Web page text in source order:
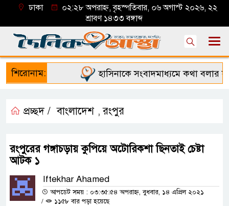
ঢাকা
০২:২৮ অপরাহ্ন, বৃহস্পতিবার, ০৬ অগাস্ট ২০২৬, ২২
শ্রাবণ ১৪৩৩ বঙ্গাব্দ
শিরোনাম: হাসিনাকে সংবাদমাধ্যমে কথা বলার
প্রচ্ছদ / বাংলাদেশ ,রংপুর
রংপুরের গঙ্গাচড়ায় কুপিয়ে অটোরিকশা ছিনতাই চেষ্টা
আটক ১
Iftekhar Ahamed
আপডেট সময় : ০৩:৩৫:৫৪ অপরাহ্ন, বুধবার, ১৪ এপ্রিল ২০২১
/
১১৫৮ বার পড়া হয়েছে